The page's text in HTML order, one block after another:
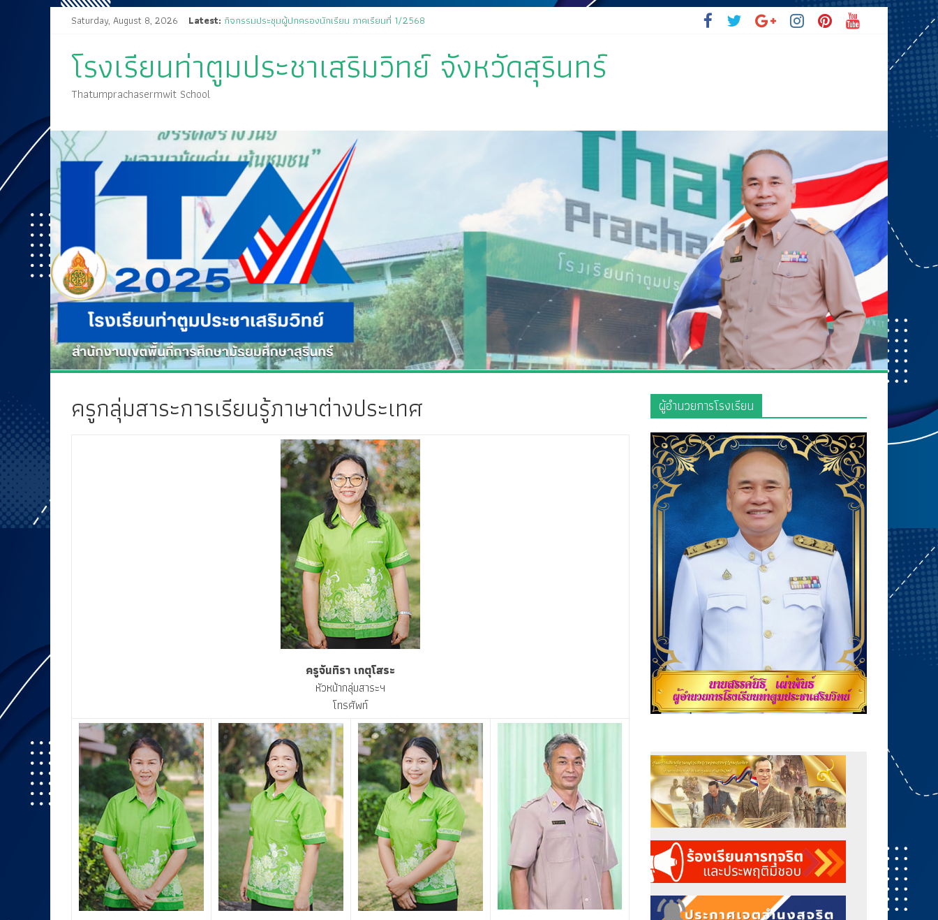
Saturday, August 8, 2026 Latest: กิจกรรมประชุมผู้ปกครองนักเรียน ภาคเรียนที่ 1/2568
กิจกรรมการประกวดแข่งขัน เนื่องในกิจกรรม “วันสุนทรภู่ สู่วันภาษาไทย” ประจำปีการศึกษา ๒๕๖๘
🤍💚 ขอเรียนเชิญนักเรียนเข้าร่วมพิธีวันไหว้ครู “ไหว้ครู บูชาคุณ” ประจำวันที่ ๑๒ มิถุนายน ปี ๒๕๖๘
โรงเรียนท่าตูมประชาเสริมวิทย์ จังหวัดสุรินทร์
Thatumprachasermwit School
ครูกลุ่มสาระการเรียนรู้ภาษาต่างประเทศ
ครูจันทิรา เกตุโสระ
หัวหน้ากลุ่มสาระฯ
โทรศัพท์
ผู้อำนวยการโรงเรียน